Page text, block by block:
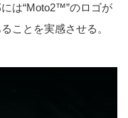
は“Moto2™”のロゴが
ことを実感させる。